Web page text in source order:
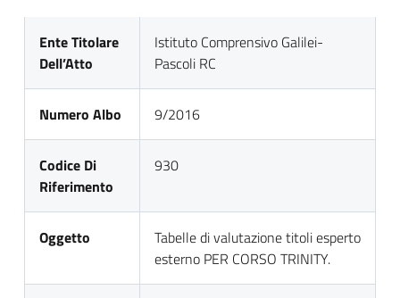
Ente Titolare
Dell’Atto
Istituto Comprensivo Galilei-
Pascoli RC
Numero Albo 9/2016
Codice Di
Riferimento
930
Oggetto
Tabelle di valutazione titoli esperto
esterno PER CORSO TRINITY.